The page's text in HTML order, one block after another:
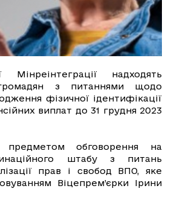
надходять
з питаннями щодо
фізичної ідентифікації
виплат до 31 грудня 2023
обговорення на
штабу з питань
прав і свобод ВПО, яке
Віцепрем’єрки Ірини